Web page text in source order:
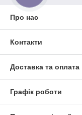
Про нас
Контакти
Доставка та оплата
Графік роботи